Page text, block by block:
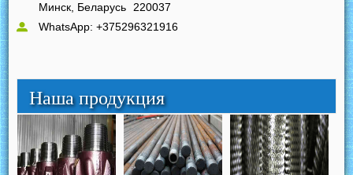
Минск, Беларусь 220037
WhatsApp: +375296321916
Наша продукция